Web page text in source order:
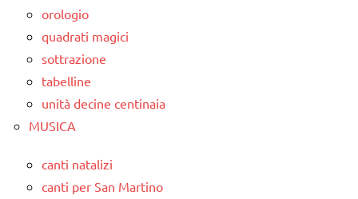
orologio
quadrati magici
sottrazione
tabelline
unità decine centinaia
MUSICA
canti natalizi
canti per San Martino